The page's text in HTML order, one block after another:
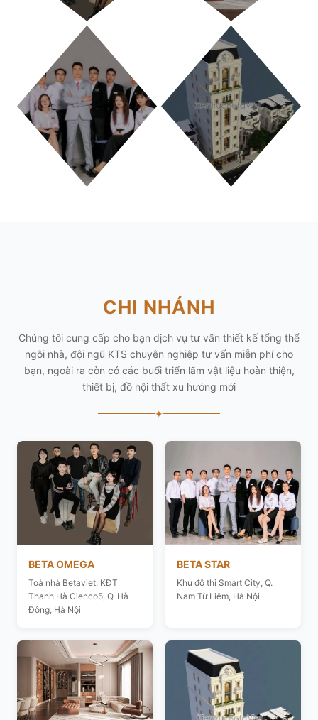
TP. HỒ CHÍ MINH
CHI NHÁNH
Chúng tôi cung cấp cho bạn dịch vụ tư vấn thiết kế tổng thể
ngôi nhà, đội ngũ KTS chuyên nghiệp tư vấn miễn phí cho
bạn, ngoài ra còn có các buổi triển lãm vật liệu hoàn thiện,
thiết bị, đồ nội thất xu hướng mới
✦
BETA OMEGA
Toà nhà Betaviet, KĐT
Thanh Hà Cienco5, Q. Hà
Đông, Hà Nội
BETA STAR
Khu đô thị Smart City, Q.
Nam Từ Liêm, Hà Nội